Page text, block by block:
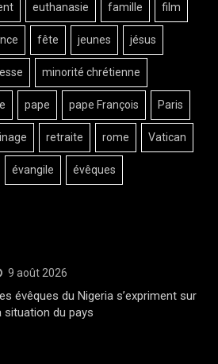
euthanasie famille film
fête jeunes jésus
minorité chrétienne
pape pape François Paris
retraite rome Vatican
évangile évêques
9 août 2026
évêques du Nigeria s’expriment sur
situation du pays